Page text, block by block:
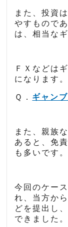
また、投資
やすもので
は、相当な
ＦＸなどは
になります。
Ｑ． ギャン
また、親族
あると、免
も多いです。
今回のケー
れ、当方か
どを提出し
できました。